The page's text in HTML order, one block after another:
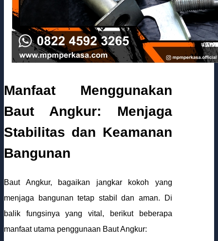
Manfaat Menggunakan
Baut Angkur: Menjaga
Stabilitas dan Keamanan
Bangunan
Baut Angkur, bagaikan jangkar kokoh yang
menjaga bangunan tetap stabil dan aman. Di
balik fungsinya yang vital, berikut beberapa
manfaat utama penggunaan Baut Angkur: